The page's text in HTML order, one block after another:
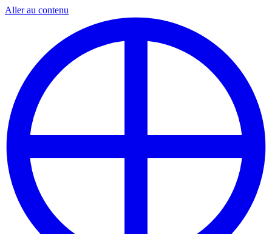
Aller au contenu